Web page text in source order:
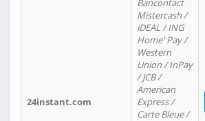
24instant.com
Bancontact
Mistercash /
iDEAL / ING
Home' Pay /
Western
Union / InPay
/ JCB /
American
Express /
Carte Bleue /